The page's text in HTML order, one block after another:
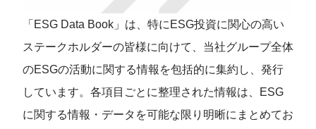
「ESG Data Book」は、特にESG投資に関⼼の⾼い
ステークホルダーの皆様に向けて、当社グループ全体
のESGの活動に関する情報を包括的に集約し、発⾏
しています。各項目ごとに整理された情報は、ESG
に関する情報・データを可能な限り明晰にまとめてお